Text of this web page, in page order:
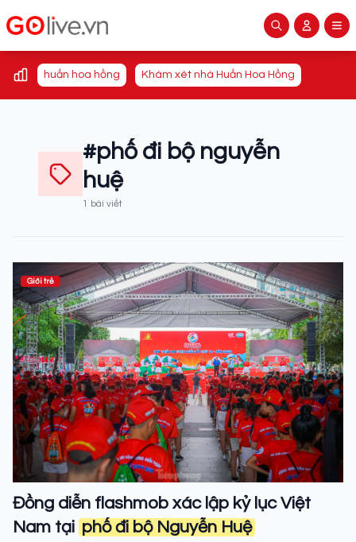
huấn hoa hồng Khám xét nhà Huấn Hoa Hồng
#phố đi bộ nguyễn
huệ
1 bài viết
Giới trẻ
Đồng diễn flashmob xác lập kỷ lục Việt
Nam tại phố đi bộ Nguyễn Huệ